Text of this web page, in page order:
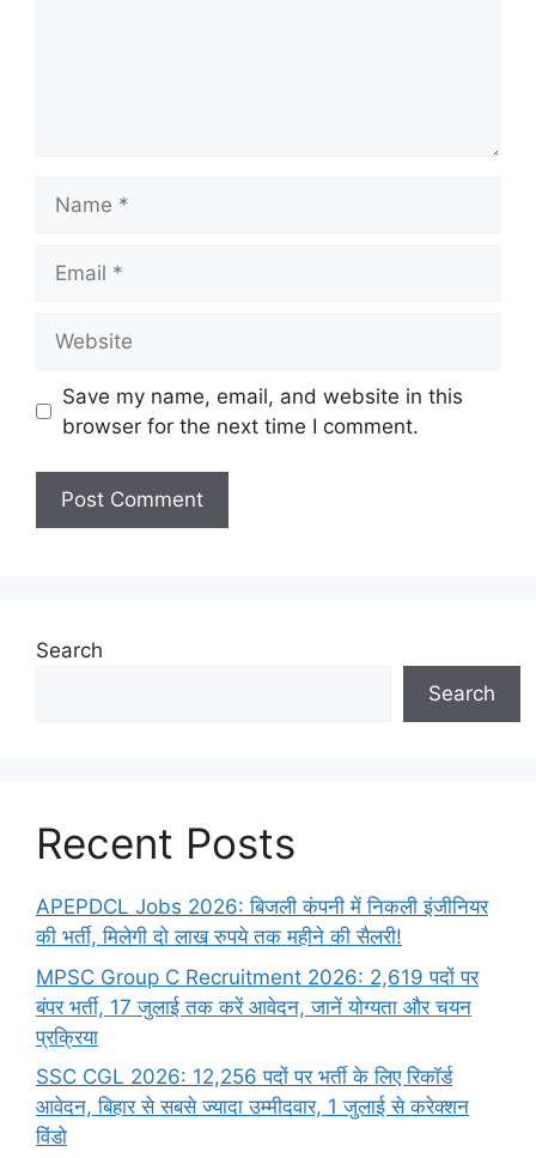
Save my name, email, and website in this
browser for the next time I comment.
Search
Search
Recent Posts
APEPDCL Jobs 2026: बिजली कंपनी में निकली इंजीनियर
की भर्ती, मिलेगी दो लाख रुपये तक महीने की सैलरी!
MPSC Group C Recruitment 2026: 2,619 पदों पर
बंपर भर्ती, 17 जुलाई तक करें आवेदन, जानें योग्यता और चयन
प्रक्रिया
SSC CGL 2026: 12,256 पदों पर भर्ती के लिए रिकॉर्ड
आवेदन, बिहार से सबसे ज्यादा उम्मीदवार, 1 जुलाई से करेक्शन
विंडो